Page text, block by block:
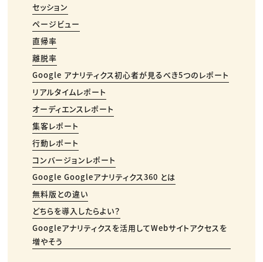
セッション
ページビュー
直帰率
離脱率
Google アナリティクス初心者が見るべき5つのレポート
リアルタイムレポート
オーディエンスレポート
集客レポート
行動レポート
コンバージョンレポート
Google Googleアナリティクス360 とは
無料版との違い
どちらを導入したらよい？
Googleアナリティクスを活用してWebサイトアクセスを
増やそう